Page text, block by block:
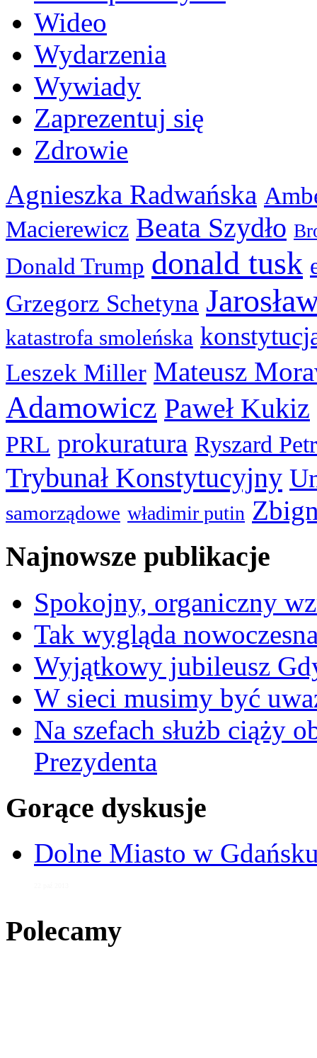
Wideo
Wydarzenia
Wywiady
Zaprezentuj się
Zdrowie
Agnieszka Radwańska
Macierewicz Beata Szydło
Donald Trump donald tusk
Grzegorz Schetyna
katastrofa smoleńska
Leszek Miller Mateusz
Adamowicz Paweł Kukiz
PRL prokuratura Ryszard
Trybunał Konstytucyjny
samorządowe władimir putin
Najnowsze publikacje
Spokojny, organiczny
Tak wygląda
Wyjątkowy jubileusz
W sieci musimy być
Na szefach służb ciąży
Prezydenta
Gorące dyskusje
Dolne Miasto w
Polecamy